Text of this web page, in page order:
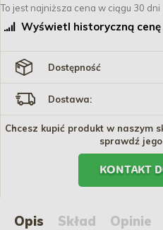
To jest najniższa cena w ciągu 30 dni
Wyświetl historyczną
Dostępność
Dostawa:
Chcesz kupić produkt w naszym
sprawdź
KONTAKT
Opis Skład Opinie